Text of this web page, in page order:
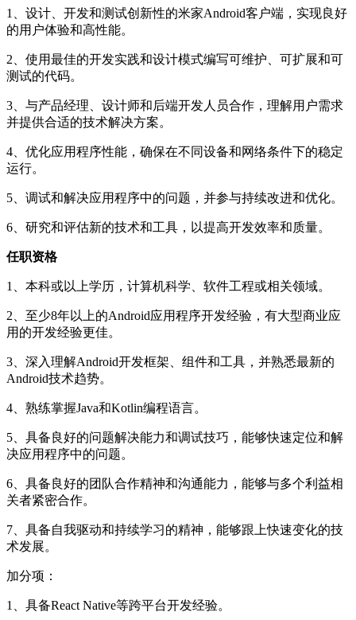
1、设计、开发和测试创新性的米家Android客户端，实现良好
的用户体验和高性能。
2、使用最佳的开发实践和设计模式编写可维护、可扩展和可
测试的代码。
3、与产品经理、设计师和后端开发人员合作，理解用户需求
并提供合适的技术解决方案。
4、优化应用程序性能，确保在不同设备和网络条件下的稳定
运行。
5、调试和解决应用程序中的问题，并参与持续改进和优化。
6、研究和评估新的技术和工具，以提高开发效率和质量。
任职资格
1、本科或以上学历，计算机科学、软件工程或相关领域。
2、至少8年以上的Android应用程序开发经验，有大型商业应
用的开发经验更佳。
3、深入理解Android开发框架、组件和工具，并熟悉最新的
Android技术趋势。
4、熟练掌握Java和Kotlin编程语言。
5、具备良好的问题解决能力和调试技巧，能够快速定位和解
决应用程序中的问题。
6、具备良好的团队合作精神和沟通能力，能够与多个利益相
关者紧密合作。
7、具备自我驱动和持续学习的精神，能够跟上快速变化的技
术发展。
加分项：
1、具备React Native等跨平台开发经验。